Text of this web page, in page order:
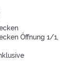
Öffnung 1/1,